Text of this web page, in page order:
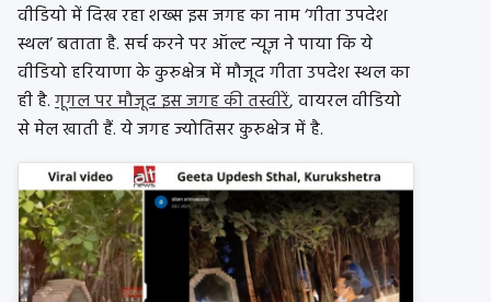
वीडियो में दिख रहा शख्स इस जगह का नाम ‘गीता उपदेश
स्थल’ बताता है. सर्च करने पर ऑल्ट न्यूज़ ने पाया कि ये
वीडियो हरियाणा के कुरुक्षेत्र में मौजूद गीता उपदेश स्थल का
ही है.गूगल पर मौजूद इस जगह की तस्वीरें, वायरल वीडियो
से मेल खाती हैं. ये जगह ज्योतिसर कुरुक्षेत्र में है.